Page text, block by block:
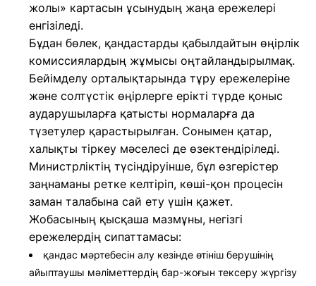
жолы» картасын ұсынудың жаңа ережелері
енгізіледі.
Бұдан бөлек, қандастарды қабылдайтын өңірлік
комиссиялардың жұмысы оңтайландырылмақ.
Бейімделу орталықтарында тұру ережелеріне
және солтүстік өңірлерге ерікті түрде қоныс
аударушыларға қатысты нормаларға да
түзетулер қарастырылған. Сонымен қатар,
халықты тіркеу мәселесі де өзектендіріледі.
Министрліктің түсіндіруінше, бұл өзгерістер
заңнаманы ретке келтіріп, көші-қон процесін
заман талабына сай ету үшін қажет.
Жобасының қысқаша мазмұны, негізгі
ережелердің сипаттамасы:
қандас мәртебесін алу кезінде өтініш берушінің
айыптаушы мәліметтердің бар-жоғын тексеру жүргізу